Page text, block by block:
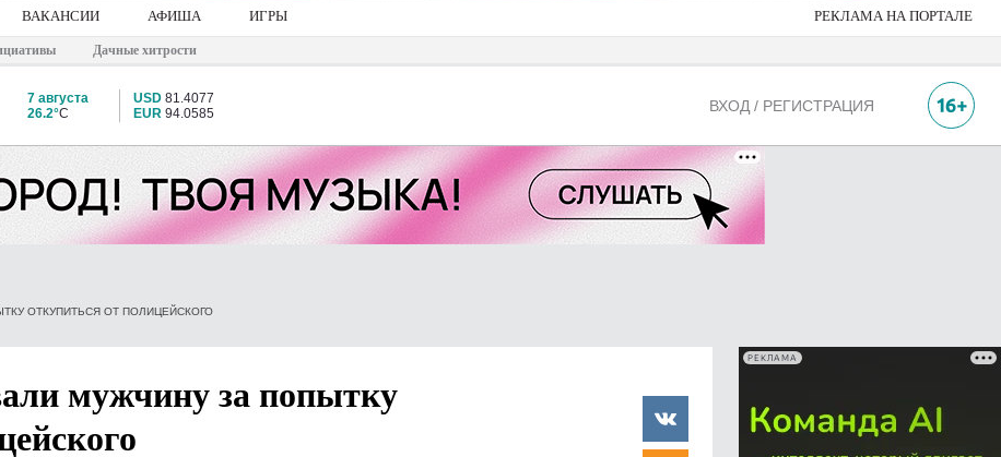
ВАКАНСИИ АФИША ИГРЫ РЕКЛАМА НА ПОРТАЛЕ
Дачные хитрости
7 августа
26.2°C
USD 81.4077
EUR 94.0585 ВХОД / РЕГИСТРАЦИЯ
ОТКУПИТЬСЯ ОТ ПОЛИЦЕЙСКОГО
мужчину за попытку
РЕКЛАМА